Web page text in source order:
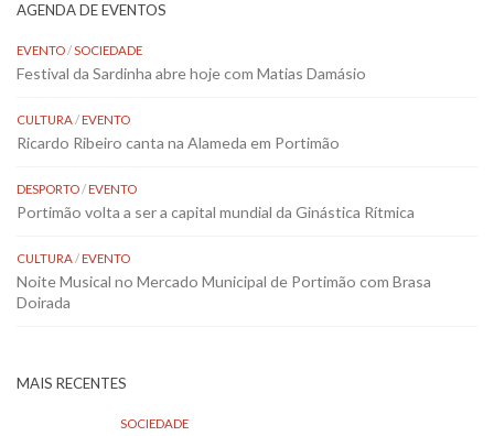
AGENDA DE EVENTOS
EVENTO/SOCIEDADE
Festival da Sardinha abre hoje com Matias Damásio
CULTURA/EVENTO
Ricardo Ribeiro canta na Alameda em Portimão
DESPORTO/EVENTO
Portimão volta a ser a capital mundial da Ginástica Rítmica
CULTURA/EVENTO
Noite Musical no Mercado Municipal de Portimão com Brasa
Doirada
MAIS RECENTES
SOCIEDADE